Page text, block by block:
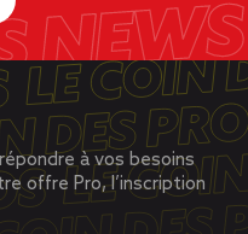
à vos besoins
offre Pro, l’inscription